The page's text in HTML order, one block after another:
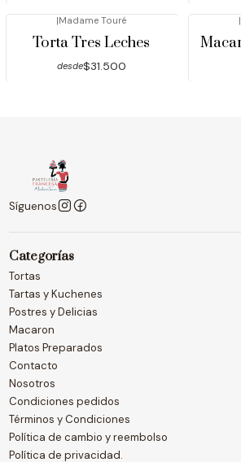
|Madame Touré
Torta Tres Leches
desde$31.500
|
Síguenos
Categorías
Tortas
Tartas y Kuchenes
Postres y Delicias
Macaron
Platos Preparados
Contacto
Nosotros
Condiciones pedidos
Términos y Condiciones
Política de cambio y reembolso
Política de privacidad.